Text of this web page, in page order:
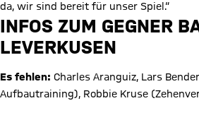
da, wir sind bereit für unser Spiel.“
INFOS ZUM GEGNER
LEVERKUSEN
Es fehlen: Charles Aranguiz, Lars
Aufbautraining), Robbie Kruse